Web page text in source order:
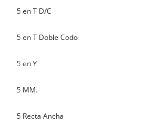
5 en T D/C
5 en T Doble Codo
5 en Y
5 MM.
5 Recta Ancha